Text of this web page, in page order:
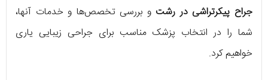
جراح پیکرتراشی در رشت و بررسی تخصص‌ها و خدمات آنها،
شما را در انتخاب پزشک مناسب برای جراحی زیبایی یاری
خواهیم کرد.